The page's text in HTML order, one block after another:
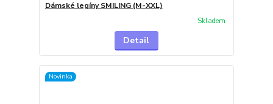
Dámské legíny SMILING (M-XXL)
Skladem
Detail
Novinka